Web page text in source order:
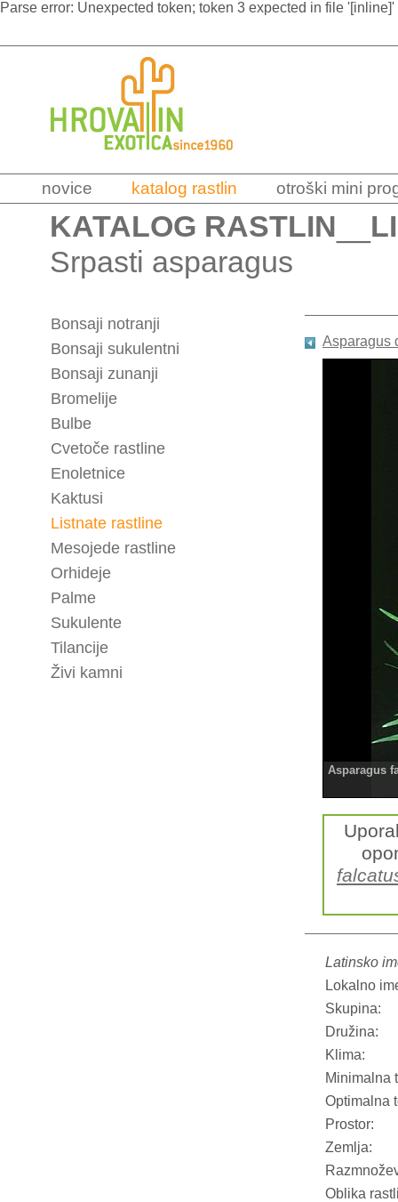
Parse error: Unexpected token; token 3 expected in file
novice katalog rastlin otroški mini
KATALOG RASTLIN
Srpasti asparagus
Bonsaji notranji
Bonsaji sukulentni
Bonsaji zunanji
Bromelije
Bulbe
Cvetoče rastline
Enoletnice
Kaktusi
Listnate rastline
Mesojede rastline
Orhideje
Palme
Sukulente
Tilancije
Živi kamni
Asparagus
Asparagus
Latinsko
Lokalno
Skupina:
Družina:
Klima:
Minimalna
Optimalna
Prostor:
Zemlja:
Oblika